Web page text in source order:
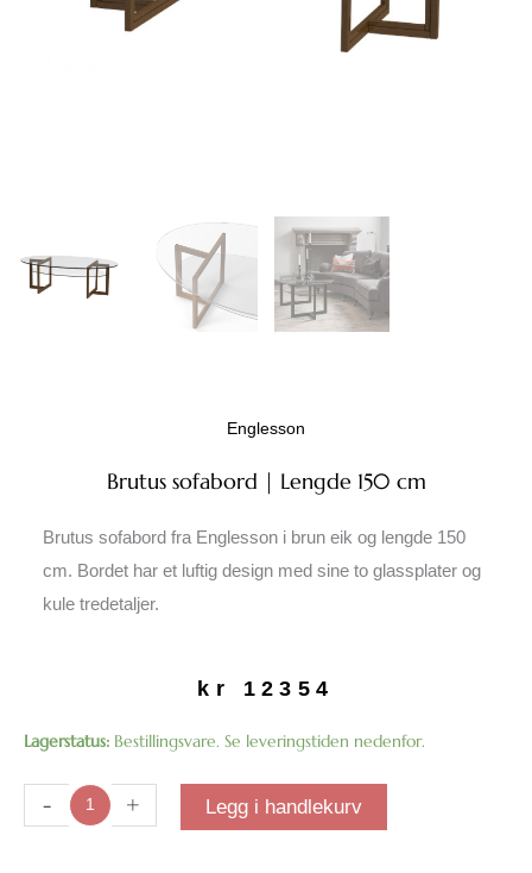
Englesson
Brutus sofabord | Lengde 150 cm
Brutus sofabord fra Englesson i brun eik og lengde 150
cm. Bordet har et luftig design med sine to glassplater og
kule tredetaljer.
kr 12354
Lagerstatus: Bestillingsvare. Se leveringstiden nedenfor.
-
Brutus
Lengde
+ Legg i handlekurv